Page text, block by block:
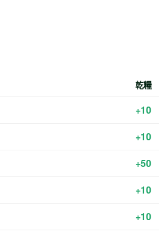
乾糧
+10
+10
+50
+10
+10